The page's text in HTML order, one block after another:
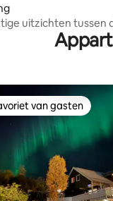
uitzichten tussen
van gasten
van gasten